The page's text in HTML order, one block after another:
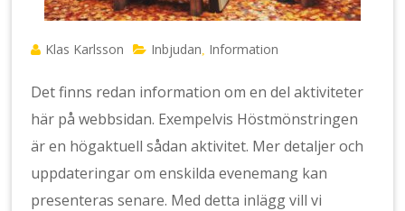
Klas Karlsson Inbjudan Information
Det finns redan information om en del aktiviteter
här på webbsidan. Exempelvis Höstmönstringen
är en högaktuell sådan aktivitet. Mer detaljer och
uppdateringar om enskilda evenemang kan
presenteras senare. Med detta inlägg vill vi